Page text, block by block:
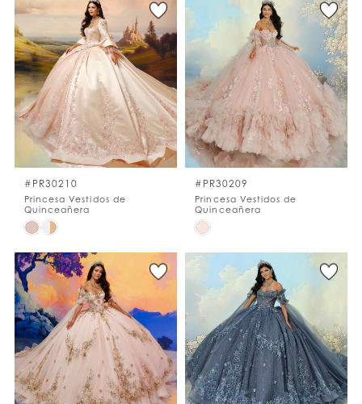
List
#bb563e49fd
to
end
#31c82360b1
to
end
#PR30210
Princesa Vestidos de
Quinceañera
Skip
List
#7893e2beb0
to
end
#PR30209
Princesa Vestidos de
Quinceañera
Skip
#0adbaf0617
end